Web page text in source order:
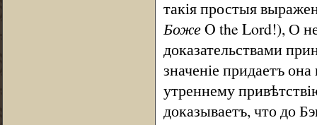
такія простыя
БожеO the Lord!), О
доказательствами
значеніе придаетъ
утреннему
доказываетъ, что до